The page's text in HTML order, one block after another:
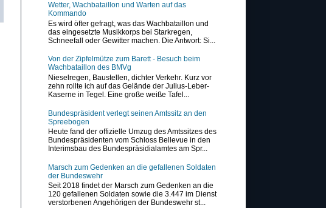
Wetter, Wachbataillon und Warten auf das
Kommando
Es wird öfter gefragt, was das Wachbataillon und
das eingesetzte Musikkorps bei Starkregen,
Schneefall oder Gewitter machen. Die Antwort: Si...
Von der Zipfelmütze zum Barett - Besuch beim
Wachbataillon des BMVg
Nieselregen, Baustellen, dichter Verkehr. Kurz vor
zehn rollte ich auf das Gelände der Julius-Leber-
Kaserne in Tegel. Eine große weiße Tafel...
Bundespräsident verlegt seinen Amtssitz an den
Spreebogen
Heute fand der offizielle Umzug des Amtssitzes des
Bundespräsidenten vom Schloss Bellevue in den
Interimsbau des Bundespräsidialamtes am Spr...
Marsch zum Gedenken an die gefallenen Soldaten
der Bundeswehr
Seit 2018 findet der Marsch zum Gedenken an die
120 gefallenen Soldaten sowie die 3.447 im Dienst
verstorbenen Angehörigen der Bundeswehr st...